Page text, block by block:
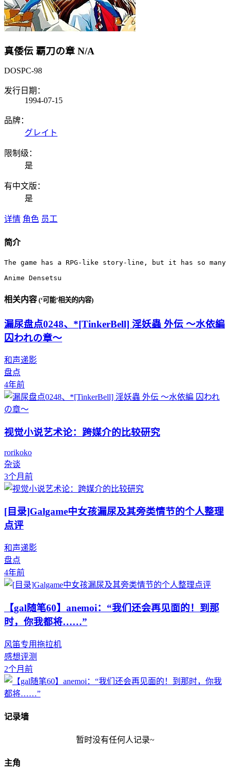
真倭伝 覇刀の章 N/A
DOSPC-98
发行日期：
1994-07-15
品牌：
グレイト
限制级：
是
有中文版：
是
详情 角色 员工
简介
The game has a RPG-like story-line, but it has so
Anime Densetsu
相关内容 (‘可能’相关的内容)
漏尿盘点0248、*[TinkerBell] 淫妖蟲 外伝 ～水依編
囚われの章～
和声递影
盘点
4年前
视觉小说艺术论：跨媒介的比较研究
rorikoko
杂谈
3个月前
[目录]Galgame中女孩漏尿及其旁类情节的个人整理
点评
和声递影
盘点
4年前
【gal随笔60】anemoi：“我们还会再见面的！到那
时，你我都将……”
风笛专用拖拉机
感想评测
2个月前
记录墙
暂时没有任何人记录~
主角